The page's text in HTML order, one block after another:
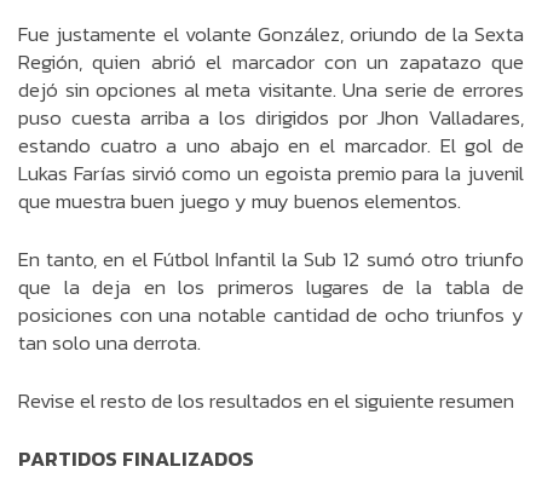
Fue justamente el volante González, oriundo de la Sexta
Región, quien abrió el marcador con un zapatazo que
dejó sin opciones al meta visitante. Una serie de errores
puso cuesta arriba a los dirigidos por Jhon Valladares,
estando cuatro a uno abajo en el marcador. El gol de
Lukas Farías sirvió como un egoista premio para la juvenil
que muestra buen juego y muy buenos elementos.
En tanto, en el Fútbol Infantil la Sub 12 sumó otro triunfo
que la deja en los primeros lugares de la tabla de
posiciones con una notable cantidad de ocho triunfos y
tan solo una derrota.
Revise el resto de los resultados en el siguiente resumen
PARTIDOS FINALIZADOS